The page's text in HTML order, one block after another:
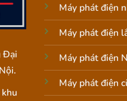
Đại
Máy phát điện
Máy phát điện
Máy phát điện
Máy phát điện